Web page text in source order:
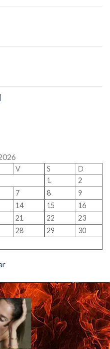
V S
D
1
2
7 8
9
14 15
16
21 22
23
28 29
30